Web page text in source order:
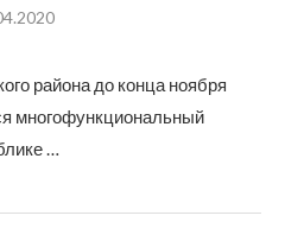
района до конца ноября
многофункциональный
…